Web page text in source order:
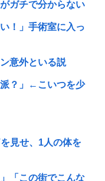
ガチで分からない
！」手術室に入っ
意外といる説
派？」←こいつを少
見せ、1人の体を
「この街でこんな